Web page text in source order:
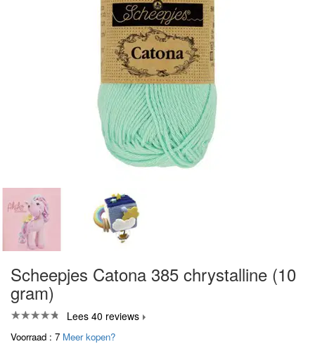
Scheepjes Catona 385 chrystalline (10
gram)
Lees 40 reviews
Voorraad : 7 Meer kopen?